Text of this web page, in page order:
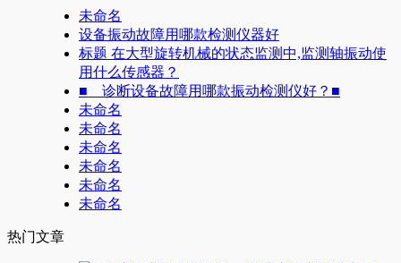
未命名
设备振动故障用哪款检测仪器好
标题 在大型旋转机械的状态监测中,监测轴振动使
用什么传感器？
■ 诊断设备故障用哪款振动检测仪好？■
未命名
未命名
未命名
未命名
未命名
未命名
热门文章